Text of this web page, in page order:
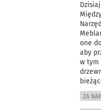
one
aby
w tym
ZA